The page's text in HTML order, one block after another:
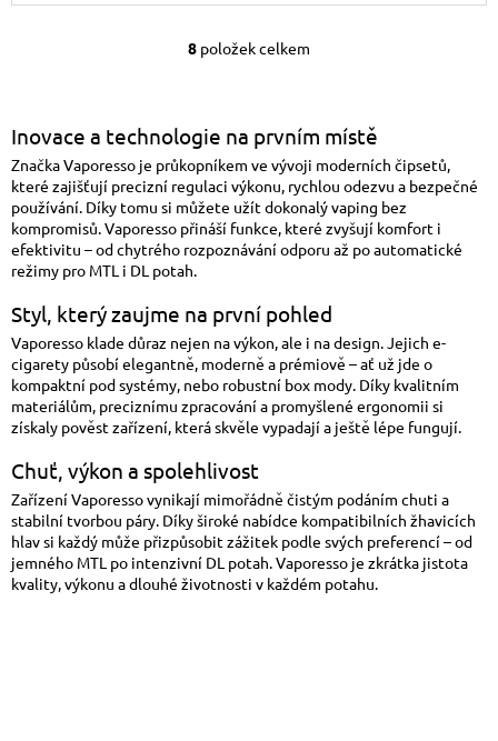
Ovládací prvky
8 položek celkem
Inovace a technologie na prvním místě
Značka Vaporesso je průkopníkem ve vývoji moderních čipsetů,
které zajišťují precizní regulaci výkonu, rychlou odezvu a bezpečné
používání. Díky tomu si můžete užít dokonalý vaping bez
kompromisů. Vaporesso přináší funkce, které zvyšují komfort i
efektivitu – od chytrého rozpoznávání odporu až po automatické
režimy pro MTL i DL potah.
Styl, který zaujme na první pohled
Vaporesso klade důraz nejen na výkon, ale i na design. Jejich e-
cigarety působí elegantně, moderně a prémiově – ať už jde o
kompaktní pod systémy, nebo robustní box mody. Díky kvalitním
materiálům, preciznímu zpracování a promyšlené ergonomii si
získaly pověst zařízení, která skvěle vypadají a ještě lépe fungují.
Chuť, výkon a spolehlivost
Zařízení Vaporesso vynikají mimořádně čistým podáním chuti a
stabilní tvorbou páry. Díky široké nabídce kompatibilních žhavicích
hlav si každý může přizpůsobit zážitek podle svých preferencí – od
jemného MTL po intenzivní DL potah. Vaporesso je zkrátka jistota
kvality, výkonu a dlouhé životnosti v každém potahu.